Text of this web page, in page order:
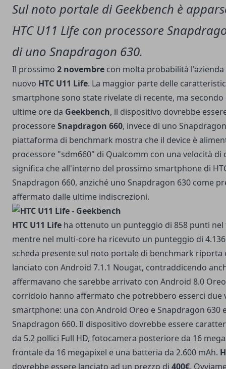
Sul noto portale di Geekbench è
HTC U11 Life con processore
di uno Snapdragon 630.
Il prossimo 2 novembre con molta probabilità
nuovo HTC U11 Life. La maggior parte delle
smartphone sono state rivelate di recente, ma
ultime ore da Geekbench, il dispositivo dovrebbe
processoreSnapdragon 660, invece di uno
piattaforma di benchmark mostra che il device è
processore "sdm660" di Qualcomm con una velocità di
significa che all'interno del prossimo smartphone di
Snapdragon 660, anziché uno Snapdragon 630 come
affermato dalle ultime indiscrezioni.
HTC U11 Life ha ottenuto un punteggio di 858 punti nel
mentre nel multi-core ha ricevuto un punteggio di
scheda presente sul noto portale di benchmark riporta
lanciato con Android 7.1.1 Nougat, contraddicendo
affermavano che sarebbe arrivato con Android 8.0
corridoio hanno affermato che potrebbero esserci due
smartphone: una con Android Oreo e Snapdragon 630
Snapdragon 660. Il dispositivo dovrebbe essere
da 5.2 pollici Full HD, fotocamera posteriore da 16
frontale da 16 megapixel e una batteria da 2.600 mAh.
dovrebbe essere lanciato ad un prezzo di 400€.